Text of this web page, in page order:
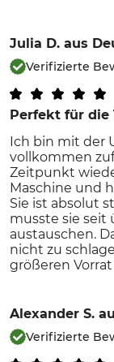
Julia D. aus
Verifizierte
Perfekt für die
Ich bin mit der
vollkommen
Zeitpunkt
Maschine und
Sie ist absolut
musste sie seit
austauschen.
nicht zu
größeren
Alexander S.
Verifizierte